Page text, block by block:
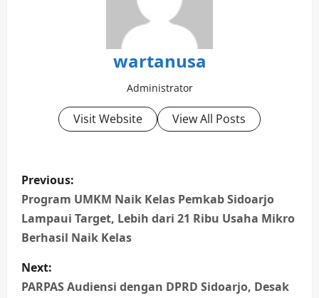
wartanusa
Administrator
Visit Website View All Posts
P
o
s
t
Previous:
Program UMKM Naik Kelas Pemkab Sidoarjo
Lampaui Target, Lebih dari 21 Ribu Usaha Mikro
Berhasil Naik Kelas
Next:
PARPAS Audiensi dengan DPRD Sidoarjo, Desak